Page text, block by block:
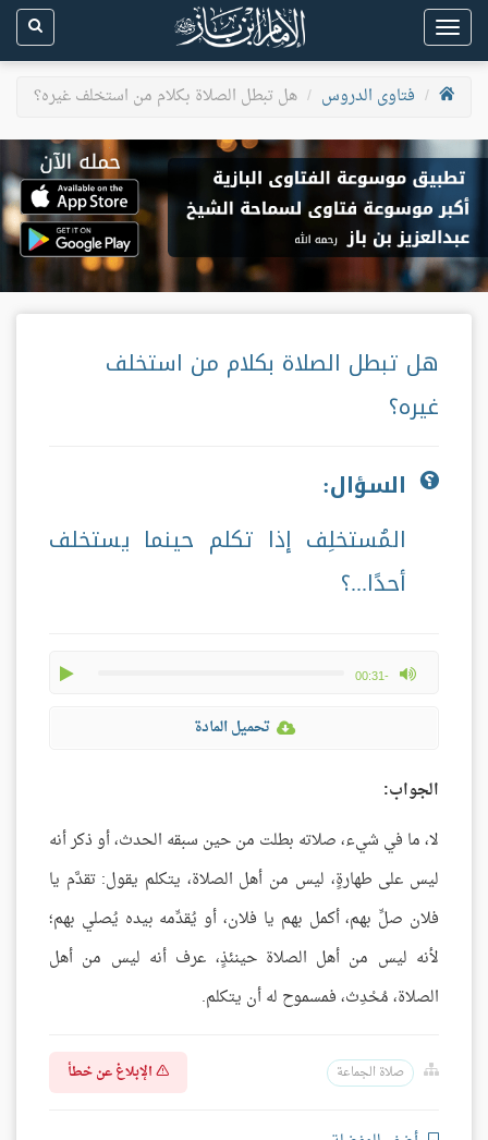
Toggle
navigation
فتاوى الدروس
هل تبطل الصلاة بكلام من استخلف غيره؟
هل تبطل الصلاة بكلام من استخلف
غيره؟
السؤال:
المُستخلِف إذا تكلم حينما يستخلف
أحدًا...؟
-00:31
max volume
تحميل المادة
الجواب:
لا، ما في شيء، صلاته بطلت من حين سبقه الحدث، أو ذكر أنه
ليس على طهارةٍ، ليس من أهل الصلاة، يتكلم يقول: تقدَّم يا
فلان صلِّ بهم، أكمل بهم يا فلان، أو يُقدِّمه بيده يُصلي بهم؛
لأنه ليس من أهل الصلاة حينئذٍ، عرف أنه ليس من أهل
الصلاة، مُحْدِث، فمسموح له أن يتكلم.
صلاة الجماعة الإبلاغ عن خطأ